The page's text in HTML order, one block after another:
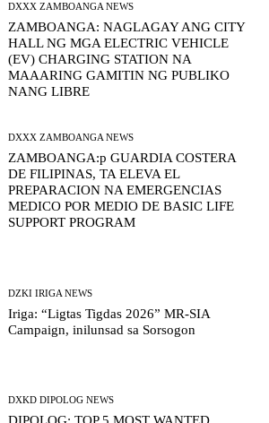
DXXX ZAMBOANGA NEWS
ZAMBOANGA: NAGLAGAY ANG CITY
HALL NG MGA ELECTRIC VEHICLE
(EV) CHARGING STATION NA
MAAARING GAMITIN NG PUBLIKO
NANG LIBRE
DXXX ZAMBOANGA NEWS
ZAMBOANGA:p GUARDIA COSTERA
DE FILIPINAS, TA ELEVA EL
PREPARACION NA EMERGENCIAS
MEDICO POR MEDIO DE BASIC LIFE
SUPPORT PROGRAM
DZKI IRIGA NEWS
Iriga: “Ligtas Tigdas 2026” MR-SIA
Campaign, inilunsad sa Sorsogon
DXKD DIPOLOG NEWS